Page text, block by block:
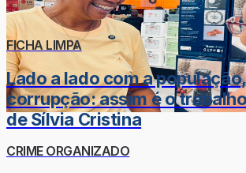
FICHA LIMPA
Lado a lado com a
corrupção: assim é o trabalho
de Sílvia Cristina
CRIME ORGANIZADO